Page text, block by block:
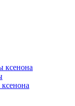
ксенона